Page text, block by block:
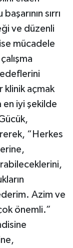
sırrı
ve düzenli
mücadele
klinik açmak
en iyi şekilde
“Herkes
Azim ve
önemli.”